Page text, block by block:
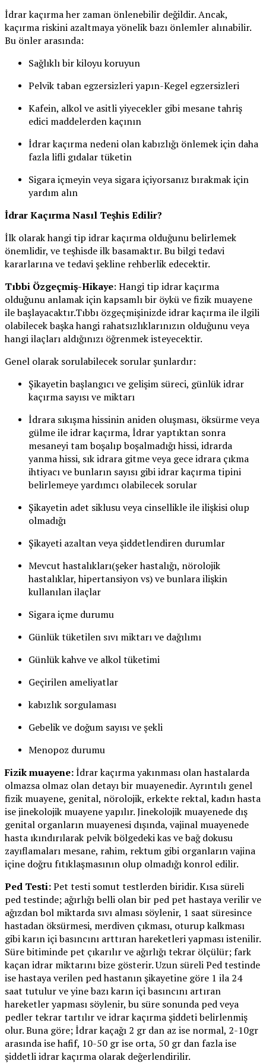
İdrar kaçırma her zaman önlenebilir değildir. Ancak,
kaçırma riskini azaltmaya yönelik bazı önlemler alınabilir.
Bu önler arasında:
Sağlıklı bir kiloyu koruyun
Pelvik taban egzersizleri yapın-Kegel egzersizleri
Kafein, alkol ve asitli yiyecekler gibi mesane tahriş
edici maddelerden kaçının
İdrar kaçırma nedeni olan kabızlığı önlemek için daha
fazla lifli gıdalar tüketin
Sigara içmeyin veya sigara içiyorsanız bırakmak için
yardım alın
İdrar Kaçırma Nasıl Teşhis Edilir?
İlk olarak hangi tip idrar kaçırma olduğunu belirlemek
önemlidir, ve teşhisde ilk basamaktır. Bu bilgi tedavi
kararlarına ve tedavi şekline rehberlik edecektir.
Tıbbi Özgeçmiş-Hikaye: Hangi tip idrar kaçırma
olduğunu anlamak için kapsamlı bir öykü ve fizik muayene
ile başlayacaktır.Tıbbı özgeçmişinizde idrar kaçırma ile ilgili
olabilecek başka hangi rahatsızlıklarınızın olduğunu veya
hangi ilaçları aldığınızı öğrenmek isteyecektir.
Genel olarak sorulabilecek sorular şunlardır:
Şikayetin başlangıcı ve gelişim süreci, günlük idrar
kaçırma sayısı ve miktarı
İdrara sıkışma hissinin aniden oluşması, öksürme veya
gülme ile idrar kaçırma, İdrar yaptıktan sonra
mesaneyi tam boşalıp boşalmadığı hissi, idrarda
yanma hissi, sık idrara gitme veya gece idrara çıkma
ihtiyacı ve bunların sayısı gibi idrar kaçırma tipini
belirlemeye yardımcı olabilecek sorular
Şikayetin adet siklusu veya cinsellikle ile ilişkisi olup
olmadığı
Şikayeti azaltan veya şiddetlendiren durumlar
Mevcut hastalıkları(şeker hastalığı, nörolojik
hastalıklar, hipertansiyon vs) ve bunlara ilişkin
kullanılan ilaçlar
Sigara içme durumu
Günlük tüketilen sıvı miktarı ve dağılımı
Günlük kahve ve alkol tüketimi
Geçirilen ameliyatlar
kabızlık sorgulaması
Gebelik ve doğum sayısı ve şekli
Menopoz durumu
Fizik muayene:İdrar kaçırma yakınması olan hastalarda
olmazsa olmaz olan detayı bir muayenedir. Ayrıntılı genel
fizik muayene, genital, nörolojik, erkekte rektal, kadın hasta
ise jinekolojik muayene yapılır. Jinekolojik muayenede dış
genital organların muayenesi dışında, vajinal muayenede
hasta ıkındırılarak pelvik bölgedeki kas ve bağ dokusu
zayıflamaları mesane, rahim, rektum gibi organların vajina
içine doğru fıtıklaşmasının olup olmadığı konrol edilir.
Ped Testi:Pet testi somut testlerden biridir. Kısa süreli
ped testinde; ağırlığı belli olan bir ped pet hastaya verilir ve
ağızdan bol miktarda sıvı alması söylenir, 1 saat süresince
hastadan öksürmesi, merdiven çıkması, oturup kalkması
gibi karın içi basıncını arttıran hareketleri yapması istenilir.
Süre bitiminde pet çıkarılır ve ağırlığı tekrar ölçülür; fark
kaçan idrar miktarını bize gösterir. Uzun süreli Ped testinde
ise hastaya verilen ped hastanın şikayetine göre 1 ila 24
saat tutulur ve yine bazı karın içi basıncını artıran
hareketler yapması söylenir, bu süre sonunda ped veya
pedler tekrar tartılır ve idrar kaçırma şiddeti belirlenmiş
olur. Buna göre; İdrar kaçağı 2 gr dan az ise normal, 2-10gr
arasında ise hafif, 10-50 gr ise orta, 50 gr dan fazla ise
şiddetli idrar kaçırma olarak değerlendirilir.